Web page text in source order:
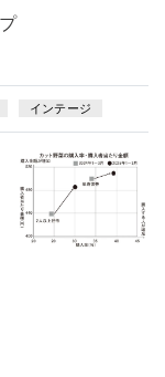
インテージ